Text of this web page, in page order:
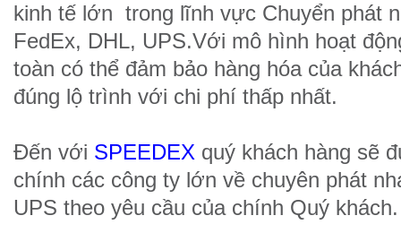
kinh tế lớn trong lĩnh vực Chuyển phát
FedEx, DHL, UPS.Với mô hình hoạt
toàn có thể đảm bảo hàng hóa của
đúng lộ trình với chi phí thấp nhất.
Đến với SPEEDEX quý khách hàng sẽ
chính các công ty lớn về chuyên phát
UPS theo yêu cầu của chính Quý khách.